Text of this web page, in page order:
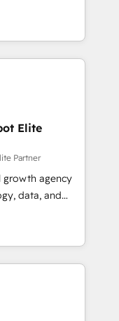
With
scalable
challenges.
data loss or
🔹
tech stack
reinforcing
compliance. At
Elite
Partner
growth agency
data, and
Founded in
LATAM, and
in building
success
human insight